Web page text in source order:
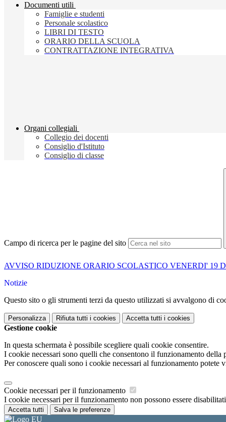
Documenti utili
Famiglie e studenti
Personale scolastico
LIBRI DI TESTO
ORARIO DELLA SCUOLA
CONTRATTAZIONE INTEGRATIVA
Organi collegiali
Collegio dei docenti
Consiglio d'Istituto
Consiglio di classe
Campo di ricerca per le pagine del sito
AVVISO RIDUZIONE ORARIO SCOLASTICO VENERDI' 19
Notizie
Questo sito o gli strumenti terzi da questo utilizzati si avvalgono di
Personalizza Rifiuta tutti i cookies Accetta tutti i cookies
Gestione cookie
In questa schermata è possibile scegliere quali cookie consentire.
I cookie necessari sono quelli che consentono il funzionamento
Per conoscere quali sono i cookie necessari al funzionamento potete
Cookie necessari per il funzionamento
I cookie necessari per il funzionamento non possono essere
Accetta tutti Salva le preferenze